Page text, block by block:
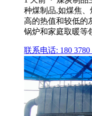
种煤制品,如煤焦
高的热值和较低的
锅炉和家庭取暖等
联系电话: 180 3780